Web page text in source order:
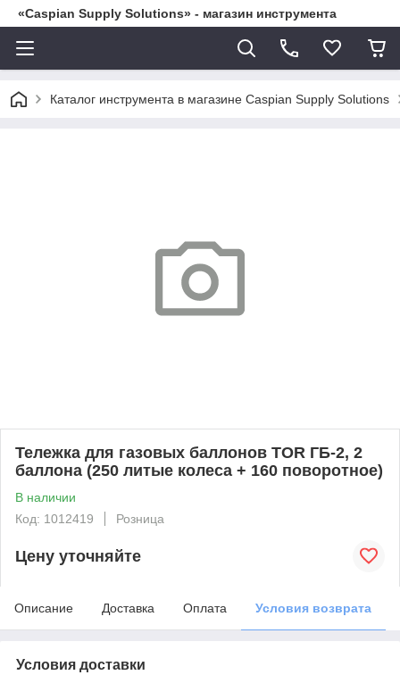
«Caspian Supply Solutions» - магазин инструмента
Каталог инструмента в магазине Caspian Supply Solutions
Тележка для газовых баллонов TOR ГБ-2, 2
баллона (250 литые колеса + 160 поворотное)
В наличии
Код: 1012419
Розница
Цену уточняйте
Описание Доставка Оплата Условия возврата
Условия доставки